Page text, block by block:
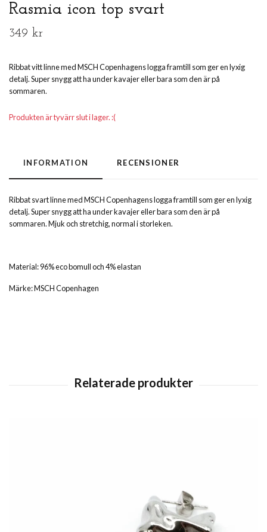
Rasmia icon top svart
349 kr
Ribbat vitt linne med MSCH Copenhagens logga framtill som ger en lyxig
detalj. Super snygg att ha under kavajer eller bara som den är på
sommaren.
Produkten är tyvärr slut i lager. :(
INFORMATION RECENSIONER
Ribbat svart linne med MSCH Copenhagens logga framtill som ger en lyxig
detalj. Super snygg att ha under kavajer eller bara som den är på
sommaren. Mjuk och stretchig, normal i storleken.
Material: 96% eco bomull och 4% elastan
Märke: MSCH Copenhagen